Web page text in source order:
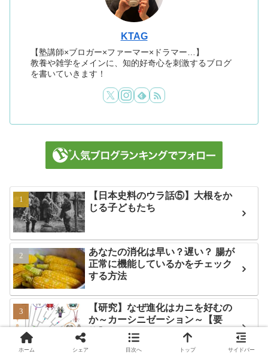
KTAG
【塾講師×ブロガー×ファーマー×ドラマー…】
教養や雑学をメインに、知的好奇心を刺激するブログ
を書いていきます！
【日本史料のウラ話⑤】大根をか
じる子どもたち
あなたの消化は早い？遅い？ 腸が
正常に機能しているかをチェック
する方法
【研究】なぜ進化はカニを好むの
か～カーシニゼーション～【要
ホーム シェア 目次へ トップ サイドバー